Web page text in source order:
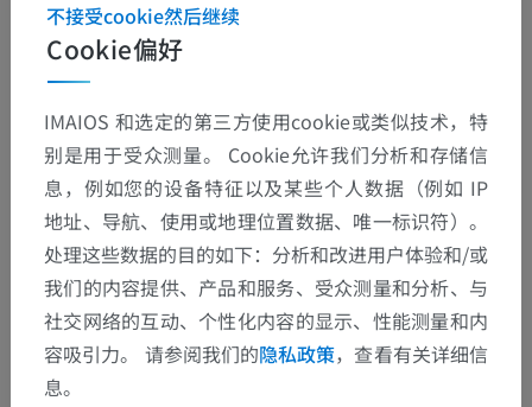
人体神经解剖学
翻译
发现错误？
欢迎提出更正、翻译或内容改进的建议。
Cookie偏好
不接受cookie然后继续
IMAIOS 和选定的第三方使用cookie或类似技术，特
别是用于受众测量。 Cookie允许我们分析和存储信
息，例如您的设备特征以及某些个人数据（例如 IP
地址、导航、使用或地理位置数据、唯一标识符）。
处理这些数据的目的如下：分析和改进用户体验和/或
我们的内容提供、产品和服务、受众测量和分析、与
社交网络的互动、个性化内容的显示、性能测量和内
容吸引力。 请参阅我们的隐私政策，查看有关详细信
息。